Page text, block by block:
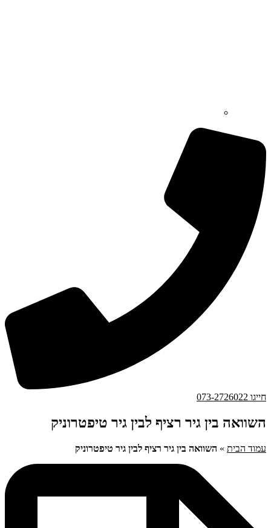
חייגו 073-2726022
השוואה בין גיר רציף לבין גיר טיפטרוניק
עמוד הבית » השוואה בין גיר רציף לבין גיר טיפטרוניק